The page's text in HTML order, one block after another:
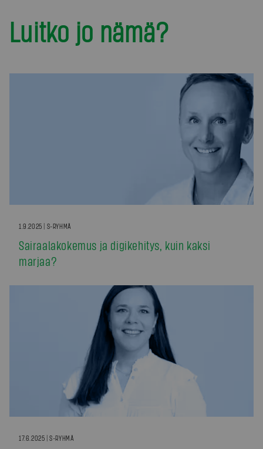
Luitko jo nämä?
1.9.2025 | S-RYHMÄ
Sairaalakokemus ja digikehitys, kuin kaksi
marjaa?
17.6.2025 | S-RYHMÄ